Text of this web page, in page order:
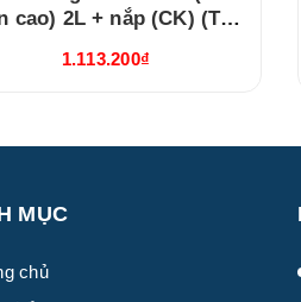
cao) 2L + nắp (CK) (Từ)
(660228506T)
1.113.200₫
MỤC
chủ